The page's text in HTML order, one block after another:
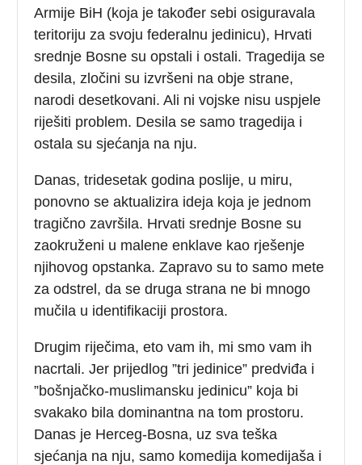
Armije BiH (koja je također sebi osiguravala
teritoriju za svoju federalnu jedinicu), Hrvati
srednje Bosne su opstali i ostali. Tragedija se
desila, zločini su izvršeni na obje strane,
narodi desetkovani. Ali ni vojske nisu uspjele
riješiti problem. Desila se samo tragedija i
ostala su sjećanja na nju.
Danas, tridesetak godina poslije, u miru,
ponovno se aktualizira ideja koja je jednom
tragično završila. Hrvati srednje Bosne su
zaokruženi u malene enklave kao rješenje
njihovog opstanka. Zapravo su to samo mete
za odstrel, da se druga strana ne bi mnogo
mučila u identifikaciji prostora.
Drugim riječima, eto vam ih, mi smo vam ih
nacrtali. Jer prijedlog ”tri jedinice” predviđa i
”bošnjačko-muslimansku jedinicu” koja bi
svakako bila dominantna na tom prostoru.
Danas je Herceg-Bosna, uz sva teška
sjećanja na nju, samo komedija komedijaša i